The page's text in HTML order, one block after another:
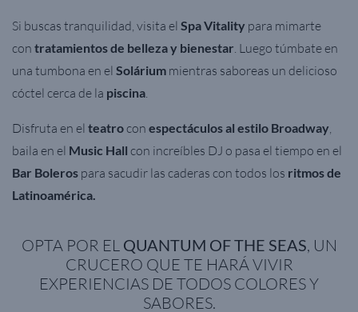
Si buscas tranquilidad, visita el Spa Vitality para mimarte
con tratamientos de belleza y bienestar. Luego túmbate en
una tumbona en el Solárium mientras saboreas un delicioso
cóctel cerca de la piscina.
Disfruta en el teatro con espectáculos al estilo Broadway,
baila en el Music Hall con increíbles DJ o pasa el tiempo en el
Bar Boleros para sacudir las caderas con todos los ritmos de
Latinoamérica.
OPTA POR EL QUANTUM OF THE SEAS, UN
CRUCERO QUE TE HARÁ VIVIR
EXPERIENCIAS DE TODOS COLORES Y
SABORES.